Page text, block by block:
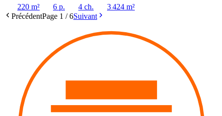
220 m²
6 p. 4 ch.
3 424 m²
PrécédentPage 1 /6Suivant